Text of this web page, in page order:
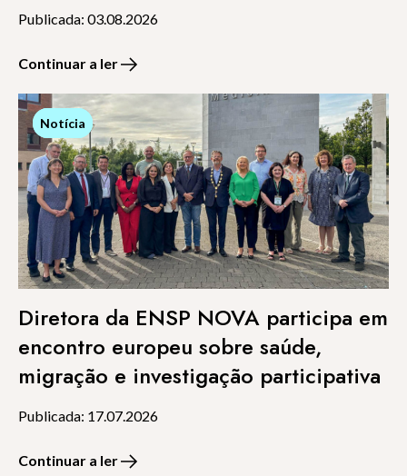
Publicada: 03.08.2026
Continuar a ler
Notícia
Notícia
Diretora da ENSP NOVA participa em
encontro europeu sobre saúde,
migração e investigação participativa
Publicada: 17.07.2026
Continuar a ler